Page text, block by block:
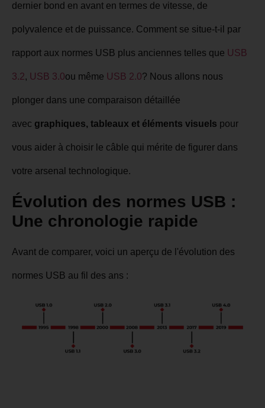
dernier bond en avant en termes de vitesse, de
polyvalence et de puissance. Comment se situe-t-il par
rapport aux normes USB plus anciennes telles que USB
3.2, USB 3.0ou même USB 2.0? Nous allons nous
plonger dans une comparaison détaillée
avec graphiques, tableaux et éléments visuels pour
vous aider à choisir le câble qui mérite de figurer dans
votre arsenal technologique.
Évolution des normes USB :
Une chronologie rapide
Avant de comparer, voici un aperçu de l'évolution des
normes USB au fil des ans :